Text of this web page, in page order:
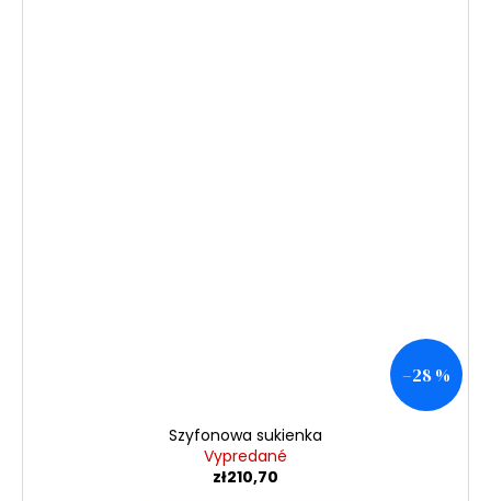
–28 %
Szyfonowa sukienka
Vypredané
zł210,70